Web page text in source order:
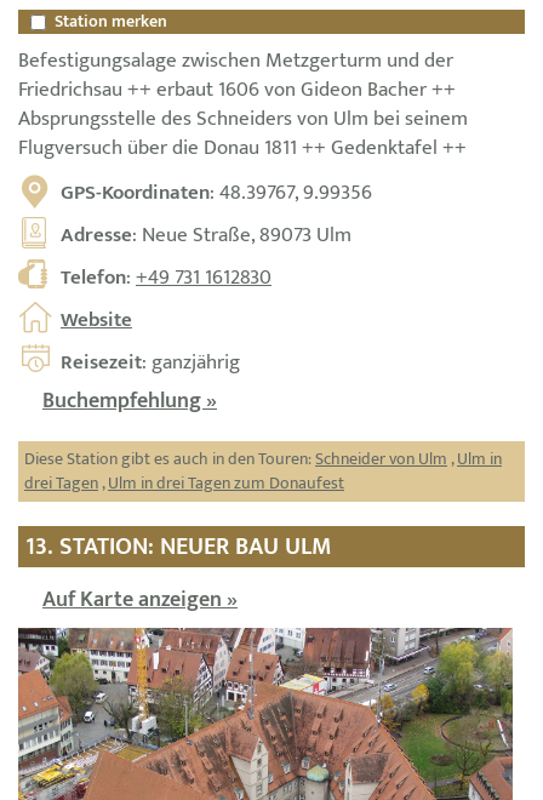
Station merken
Befestigungsalage zwischen Metzgerturm und der
Friedrichsau ++ erbaut 1606 von Gideon Bacher ++
Absprungsstelle des Schneiders von Ulm bei seinem
Flugversuch über die Donau 1811 ++ Gedenktafel ++
GPS-Koordinaten: 48.39767, 9.99356
Adresse: Neue Straße, 89073 Ulm
Telefon:+49 731 1612830
Website
Reisezeit: ganzjährig
Buchempfehlung »
Diese Station gibt es auch in den Touren:Schneider von Ulm ,Ulm in
drei Tagen,Ulm in drei Tagen zum Donaufest
13. STATION: NEUER BAU ULM
Auf Karte anzeigen »